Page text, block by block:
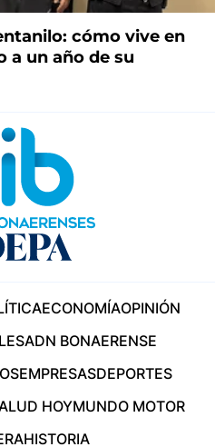
cómo vive en
a un año de su
ECONOMÍAOPINIÓN
ADN BONAERENSE
EMPRESASDEPORTES
HOYMUNDO MOTOR
HISTORIA